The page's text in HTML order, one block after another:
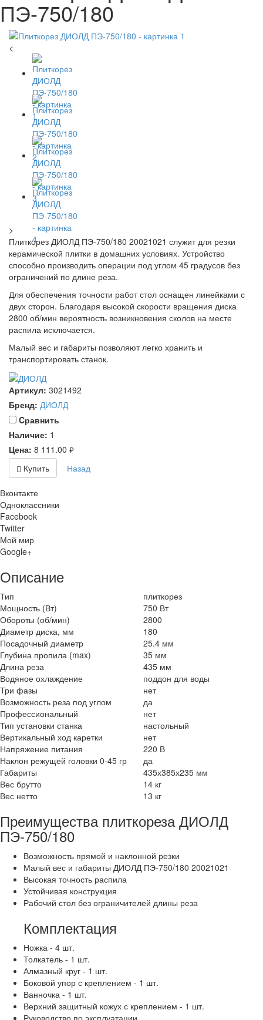
ПЭ-750/180
<
>
Плиткорез ДИОЛД ПЭ-750/180 20021021 служит для резки
керамической плитки в домашних условиях. Устройство
способно производить операции под углом 45 градусов без
ограничений по длине реза.
Для обеспечения точности работ стол оснащен линейками с
двух сторон. Благодаря высокой скорости вращения диска
2800 об/мин вероятность возникновения сколов на месте
распила исключается.
Малый вес и габариты позволяют легко хранить и
транспортировать станок.
Артикул: 3021492
Бренд: ДИОЛД
Cравнить
Наличие: 1
Цена: 8 111.00 руб.
Купить Назад
Вконтакте
Одноклассники
Facebook
Twitter
Мой мир
Google+
Описание
Тип
плиткорез
Мощность (Вт)
750 Вт
Обороты (об/мин)
2800
Диаметр диска, мм
180
Посадочный диаметр
25.4 мм
Глубина пропила (max)
35 мм
Длина реза
435 мм
Водяное охлаждение
поддон для воды
Три фазы
нет
Возможность реза под углом
да
Профессиональный
нет
Тип установки станка
настольный
Вертикальный ход каретки
нет
Напряжение питания
220 В
Наклон режущей головки 0-45 гр да
Габариты
435х385х235 мм
Вес брутто
14 кг
Вес нетто
13 кг
Преимущества плиткореза ДИОЛД
ПЭ-750/180
Возможность прямой и наклонной резки
Малый вес и габариты ДИОЛД ПЭ-750/180 20021021
Высокая точность распила
Устойчивая конструкция
Рабочий стол без ограничителей длины реза
Комплектация
Ножка - 4 шт.
Толкатель - 1 шт.
Алмазный круг - 1 шт.
Боковой упор с креплением - 1 шт.
Ванночка - 1 шт.
Верхний защитный кожух с креплением - 1 шт.
Руководство по эксплуатации